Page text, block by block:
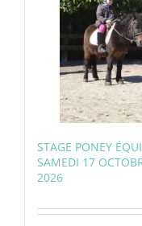
STAGE PONEY
SAMEDI 17
2026